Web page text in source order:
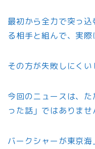
最初から全力で突っ
る相手と組んで、実際
その方が失敗しにくい
今回のニュースは、
った話」ではありませ
バークシャーが東京